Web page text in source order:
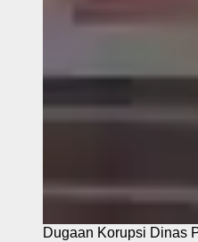
Dugaan Korupsi Dinas